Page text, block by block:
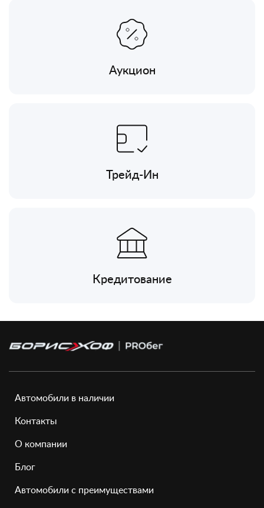
Аукцион
Трейд-Ин
Кредитование
Автомобили в наличии
Контакты
О компании
Блог
Автомобили с преимуществами